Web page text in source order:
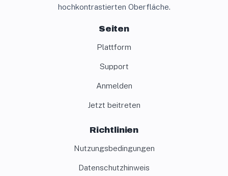
hochkontrastierten Oberfläche.
Seiten
Plattform
Support
Anmelden
Jetzt beitreten
Richtlinien
Nutzungsbedingungen
Datenschutzhinweis